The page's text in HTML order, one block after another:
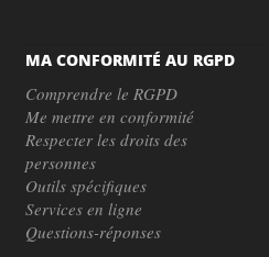
MA CONFORMITÉ AU RGPD
Comprendre le RGPD
Me mettre en conformité
Respecter les droits des
personnes
Outils spécifiques
Services en ligne
Questions-réponses